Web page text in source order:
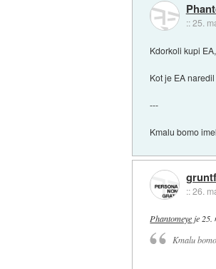
::25.
Kdorkoli kupi
Kot je EA
---
Kmalu bomo
::26.
Phantomeye je 25.
Kmalu